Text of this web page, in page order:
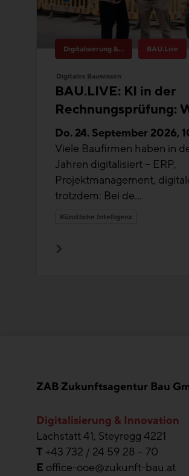
Digitalisierung & Innovation BAU.Live
Digitales Bauwissen
BAU.LIVE: KI in der
Rechnungsprüfung:
Bauunternehmen
Transparenz und Effizienz
erhöhen
Do. 24. September 2026,
Viele Baufirmen haben in
Jahren digitalisiert – ERP,
Projektmanagement,
trotzdem: Bei de...
Künstliche Intelligenz
ZAB Zukunftsagentur Bau
Digitalisierung & Innovation
Lachstatt 41, Steyregg 4221
T +43 732 / 24 59 28 – 70
E office-ooe@zukunft-bau.at